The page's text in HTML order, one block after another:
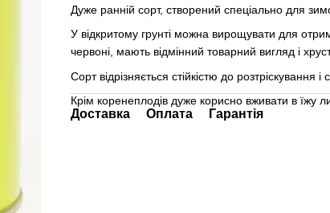
Дуже ранній сорт, створений спеціально для
У відкритому грунті можна вирощувати для
червоні, мають відмінний товарний вигляд і
Сорт відрізняється стійкістю до розтріскування і
Крім коренеплодів дуже корисно вживати в їжу
Доставка Оплата Гарантія